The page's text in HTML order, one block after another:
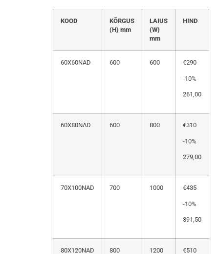
KOOD
KÕRGUS
(H) mm
LAIUS
(W)
mm
HIND
60X60NAD 600 600 €290
-10%
261,00
60X80NAD 600 800 €310
-10%
279,00
70X100NAD 700 1000 €435
-10%
391,50
80X120NAD 800 1200 €510